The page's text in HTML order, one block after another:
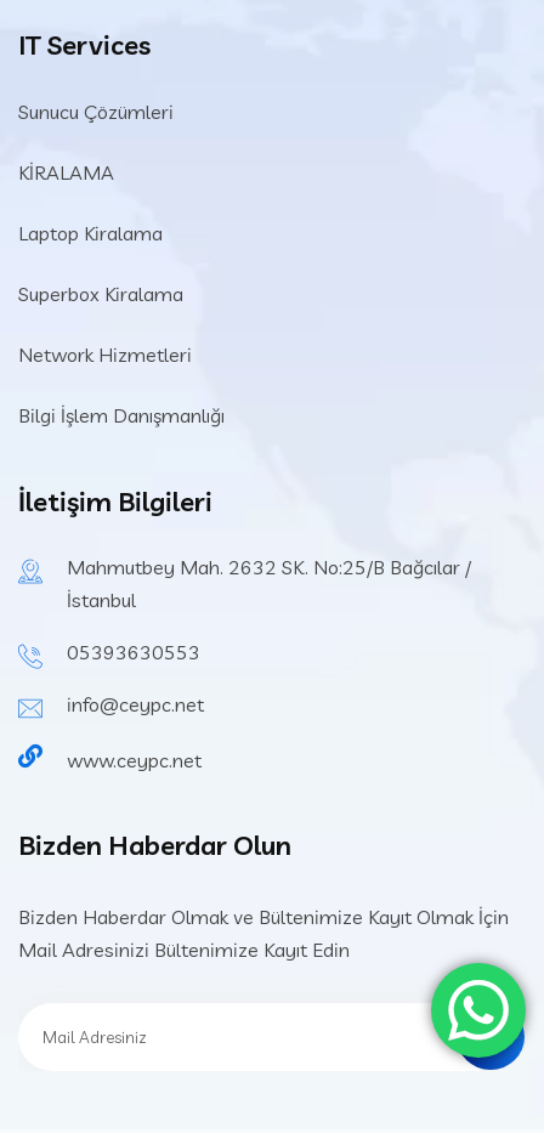
IT Services
Sunucu Çözümleri
KİRALAMA
Laptop Kiralama
Superbox Kiralama
Network Hizmetleri
Bilgi İşlem Danışmanlığı
İletişim Bilgileri
Mahmutbey Mah. 2632 SK. No:25/B Bağcılar /
İstanbul
05393630553
info@ceypc.net
www.ceypc.net
Bizden Haberdar Olun
Bizden Haberdar Olmak ve Bültenimize Kayıt Olmak İçin
Mail Adresinizi Bültenimize Kayıt Edin